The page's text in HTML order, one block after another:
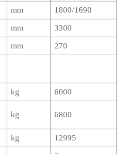
mm
1800/1690
mm
3300
mm
270
kg
6000
kg 6800
kg
12995